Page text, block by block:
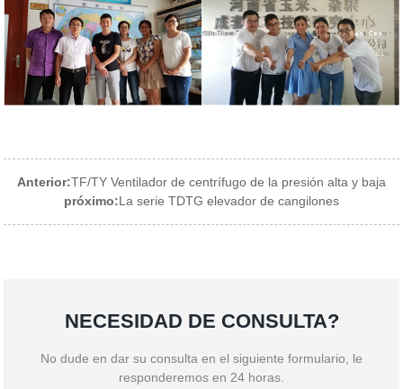
Anterior:TF/TY Ventilador de centrífugo de la presión alta y baja
próximo:La serie TDTG elevador de cangilones
NECESIDAD DE CONSULTA?
No dude en dar su consulta en el siguiente formulario, le
responderemos en 24 horas.